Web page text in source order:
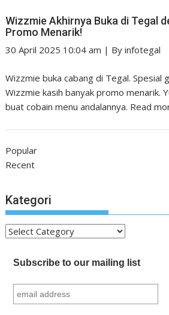
Wizzmie Akhirnya Buka di Tegal
Promo Menarik!
30 April 2025 10:04 am | Byinfotegal
Wizzmie buka cabang di Tegal. Spesial
Wizzmie kasih banyak promo menarik.
buat cobain menu andalannya. Read
Popular
Recent
Kategori
Kategori
Subscribe to our mailing list